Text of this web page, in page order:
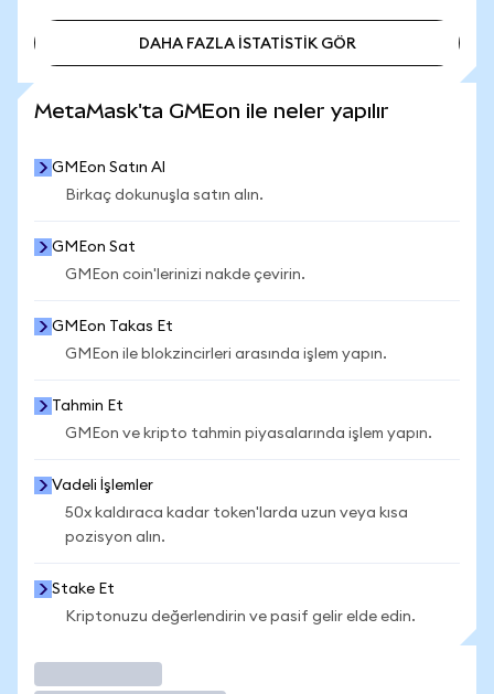
DAHA FAZLA İSTATİSTİK GÖR
MetaMask'ta GMEon ile neler yapılır
GMEon Satın Al
Birkaç dokunuşla satın alın.
GMEon Sat
GMEon coin'lerinizi nakde çevirin.
GMEon Takas Et
GMEon ile blokzincirleri arasında işlem yapın.
Tahmin Et
GMEon ve kripto tahmin piyasalarında işlem yapın.
Vadeli İşlemler
50x kaldıraca kadar token'larda uzun veya kısa
pozisyon alın.
Stake Et
Kriptonuzu değerlendirin ve pasif gelir elde edin.